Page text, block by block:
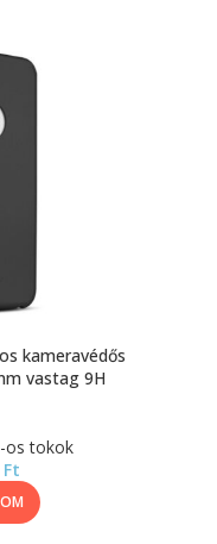
kameravédős
vastag 9H
os tokok
Ft